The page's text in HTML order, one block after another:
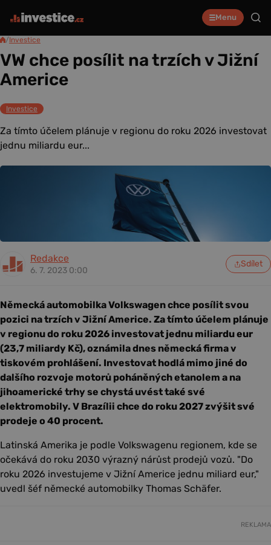
Menu
/Investice
VW chce posílit na trzích v Jižní
Americe
Investice
Za tímto účelem plánuje v regionu do roku 2026 investovat
jednu miliardu eur...
Redakce
6. 7. 2023 0:00
Sdílet
Německá automobilka Volkswagen chce posílit svou
pozici na trzích v Jižní Americe. Za tímto účelem plánuje
v regionu do roku 2026 investovat jednu miliardu eur
(23,7 miliardy Kč), oznámila dnes německá firma v
tiskovém prohlášení. Investovat hodlá mimo jiné do
dalšího rozvoje motorů poháněných etanolem a na
jihoamerické trhy se chystá uvést také své
elektromobily. V Brazílii chce do roku 2027 zvýšit své
prodeje o 40 procent.
Latinská Amerika je podle Volkswagenu regionem, kde se
očekává do roku 2030 výrazný nárůst prodejů vozů. "Do
roku 2026 investujeme v Jižní Americe jednu miliard eur,"
uvedl šéf německé automobilky Thomas Schäfer.
REKLAMA